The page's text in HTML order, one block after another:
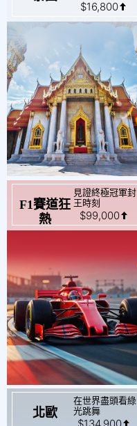
F1賽道狂
熱
見證終極冠軍封
王時刻
$99,000
北歐
在世界盡頭看綠
光跳舞
$134,900